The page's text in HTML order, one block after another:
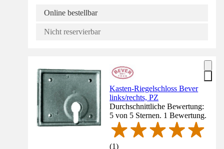
Online bestellbar
Nicht reservierbar
Kasten-Riegelschloss Bever
links/rechts, PZ
Durchschnittliche Bewertung:
5 von 5 Sternen. 1 Bewertung.
(1)